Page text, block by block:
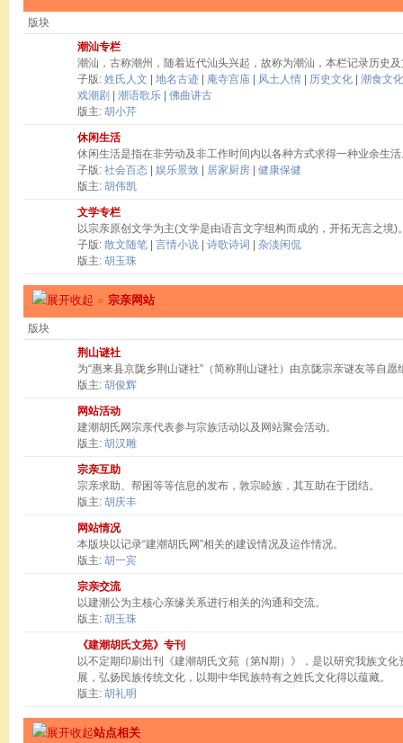
版块
潮汕专栏
潮汕，古称潮州，随着近代汕头兴起，故称为潮汕，本栏记录历史
子版: 姓氏人文 地名古迹 庵寺宫庙 风土人情 历史文化
潮食文化
戏潮剧
潮语歌乐
佛曲讲古
版主: 胡小芹
休闲生活
休闲生活是指在非劳动及非工作时间内以各种方式求得一种业余生
子版: 社会百态 娱乐景致 居家厨房
健康保健
版主: 胡伟凯
文学专栏
以宗亲原创文学为主(文学是由语言文字组构而成的，开拓无言之境)
子版: 散文随笔 言情小说 诗歌诗词
杂淡闲侃
版主: 胡玉珠
» 宗亲网站
版块
荆山谜社
为“惠来县京陇乡荆山谜社”（简称荆山谜社）由京陇宗亲谜友等自
版主: 胡俊辉
网站活动
建潮胡氏网宗亲代表参与宗族活动以及网站聚会活动。
版主: 胡汉雕
宗亲互助
宗亲求助、帮困等等信息的发布，敦宗睦族，其互助在于团结。
版主: 胡庆丰
网站情况
本版块以记录“建潮胡氏网”相关的建设情况及运作情况。
版主: 胡一宾
宗亲交流
以建潮公为主核心亲缘关系进行相关的沟通和交流。
版主: 胡玉珠
《建潮胡氏文苑》专刊
以不定期印刷出刊《建潮胡氏文苑（第N期）》，是以研究我族文
展，弘扬民族传统文化，以期中华民族特有之姓氏文化得以蕴藏。
版主: 胡礼明
站点相关